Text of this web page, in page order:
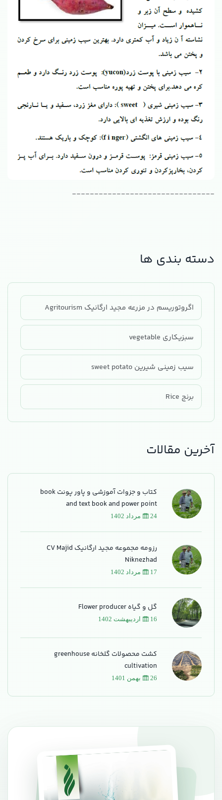
--------------------------------
دسته بندی ها
اگروتوریسم در مزرعه مجید ارگانیک Agritourism
سبزیکاری vegetable
سیب زمینی شیرین sweet potato
برنج Rice
آخرین مقالات
کتاب و جزوات آموزشی و پاور پونت book
and text book and power point
24 مرداد 1402
رزومه مجموعه مجید ارگانیک CV Majid
Niknezhad
17 مرداد 1402
گل و گیاه Flower producer
16 اردیبهشت 1402
کشت محصولات گلخانه greenhouse
cultivation
26 بهمن 1401